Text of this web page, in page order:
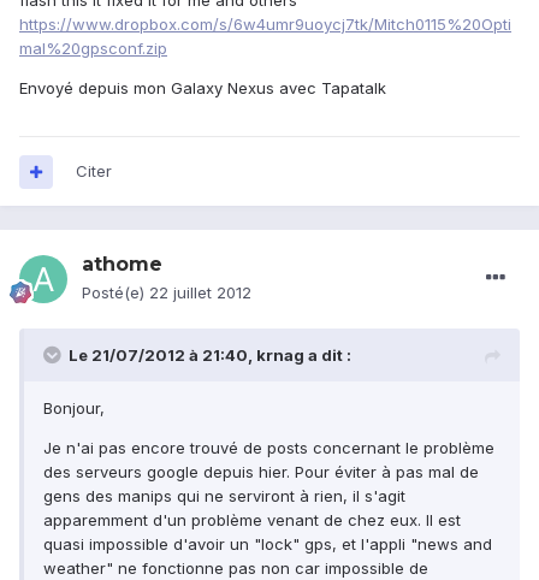
https://www.dropbox.com/s/6w4umr9uoycj7tk/Mitch0115%20Opti
mal%20gpsconf.zip
Envoyé depuis mon Galaxy Nexus avec Tapatalk
Citer
athome
Posté(e) 22 juillet 2012
Le 21/07/2012 à 21:40, krnag a dit :
Bonjour,
Je n'ai pas encore trouvé de posts concernant le problème
des serveurs google depuis hier. Pour éviter à pas mal de
gens des manips qui ne serviront à rien, il s'agit
apparemment d'un problème venant de chez eux. Il est
quasi impossible d'avoir un "lock" gps, et l'appli "news and
weather" ne fonctionne pas non car impossible de